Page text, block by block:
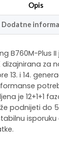
Opis
Dodatne
B760M-Plus
za
13. i 14.
je 12+1+1
podnijeti do
isporuku